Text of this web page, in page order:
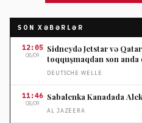
SON XƏBƏRLƏR
12:05
08/09
Sidneydə Jetstar və
toqquşmaqdan son
DEUTSCHE WELLE
11:46
08/09
Sabalenka Kanadada
AL JAZEERA